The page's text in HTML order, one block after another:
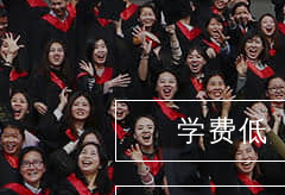
学费低